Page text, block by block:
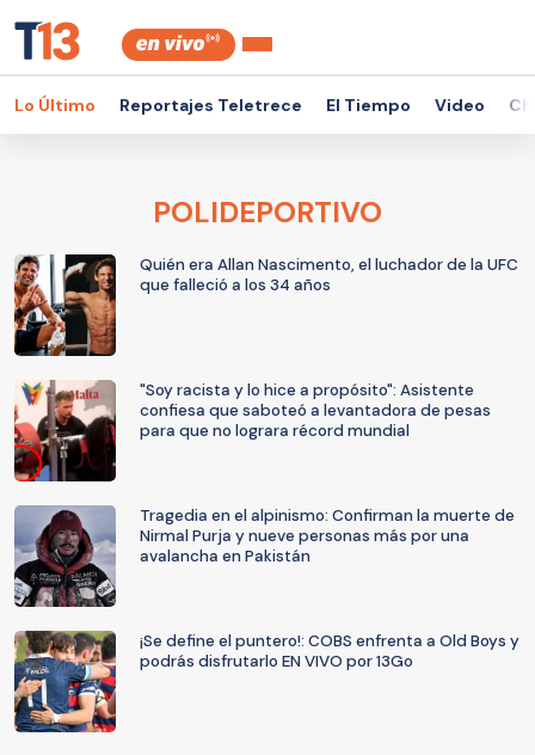
Lo Último Reportajes Teletrece El Tiempo Video
POLIDEPORTIVO
Quién era Allan Nascimento, el luchador de la UFC
que falleció a los 34 años
"Soy racista y lo hice a propósito": Asistente
confiesa que saboteó a levantadora de pesas
para que no lograra récord mundial
Tragedia en el alpinismo: Confirman la muerte de
Nirmal Purja y nueve personas más por una
avalancha en Pakistán
¡Se define el puntero!: COBS enfrenta a Old Boys y
podrás disfrutarlo EN VIVO por 13Go